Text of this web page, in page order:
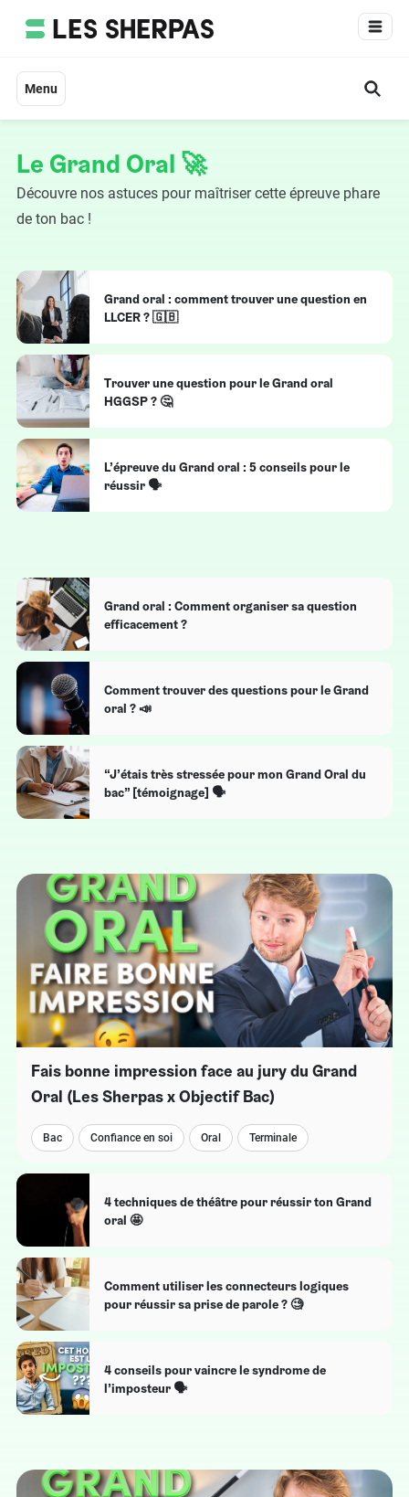
Menu
Le Grand Oral 🚀
Découvre nos astuces pour maîtriser cette épreuve phare
de ton bac !
Grand oral : comment trouver une question en
LLCER ? 🇬🇧
Trouver une question pour le Grand oral
HGGSP ? 🤔
L’épreuve du Grand oral : 5 conseils pour le
réussir 🗣️
Grand oral : Comment organiser sa question
efficacement ?
Comment trouver des questions pour le Grand
oral ? 📣
“J’étais très stressée pour mon Grand Oral du
bac” [témoignage] 🗣
Fais bonne impression face au jury du Grand
Oral (Les Sherpas x Objectif Bac)
Bac Confiance en soi Oral Terminale
4 techniques de théâtre pour réussir ton Grand
oral 🤩
Comment utiliser les connecteurs logiques
pour réussir sa prise de parole ? 🧐
4 conseils pour vaincre le syndrome de
l’imposteur 🗣